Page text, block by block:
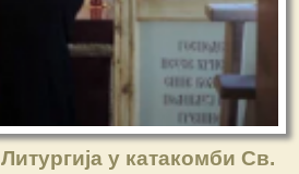
у катакомби Св.